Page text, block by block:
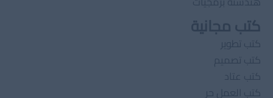
كتب مجانية
كتب تطوير
كتب تصميم
كتب عتاد
كتب العمل حر